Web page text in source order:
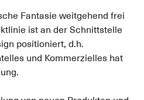
Fantasie weitgehend frei
ist an der Schnittstelle
positioniert, d.h.
und Kommerzielles hat